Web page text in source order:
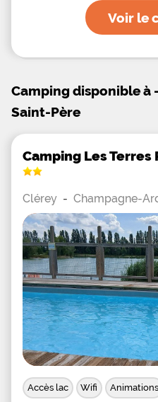
Voir le
Camping disponible à
Saint-Père
Camping Les Terres
Clérey - Champagne-
Accès lac Wifi Animations